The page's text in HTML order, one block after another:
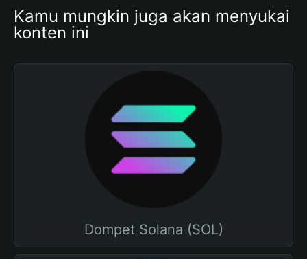
Kamu mungkin juga akan menyukai
konten ini
Dompet Solana (SOL)